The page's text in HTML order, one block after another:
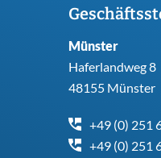
Münster
Haferlandweg 8
48155 Münster
+49 (0) 251
+49 (0) 251